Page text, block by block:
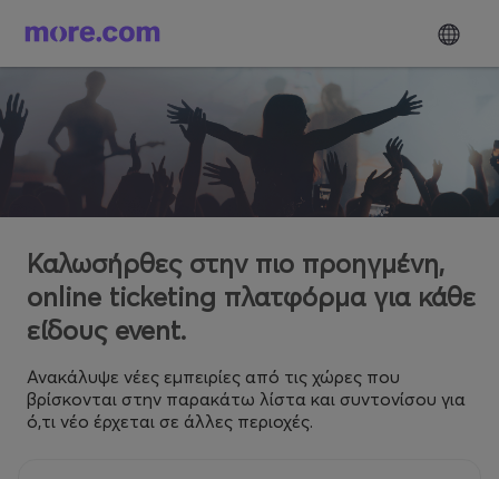
Καλωσήρθες στην πιο προηγμένη,
online ticketing πλατφόρμα για κάθε
είδους event.
Ανακάλυψε νέες εμπειρίες από τις χώρες που
βρίσκονται στην παρακάτω λίστα και συντονίσου για
ό,τι νέο έρχεται σε άλλες περιοχές.